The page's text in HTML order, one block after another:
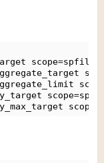
scope=spfile;